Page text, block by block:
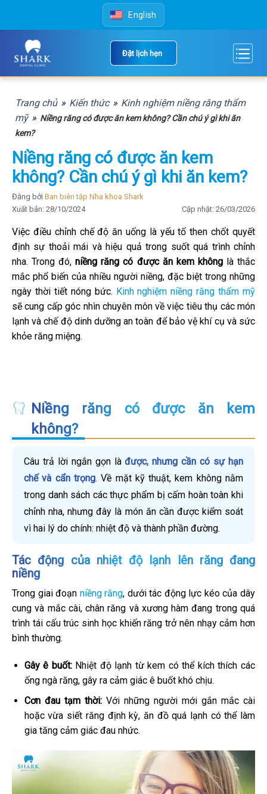
content
English
Đặt lịch hẹn
Trang chủ » Kiến thức » Kinh nghiệm niềng răng thẩm
mỹ » Niềng răng có được ăn kem không? Cần chú ý gì khi ăn
kem?
Niềng răng có được ăn kem
không? Cần chú ý gì khi ăn kem?
Đăng bởi Ban biên tập Nha khoa Shark
Xuất bản: 28/10/2024
Cập nhật: 26/03/2026
Việc điều chỉnh chế độ ăn uống là yếu tố then chốt quyết
định sự thoải mái và hiệu quả trong suốt quá trình chỉnh
nha. Trong đó,niềng răng có được ăn kem khônglà thắc
mắc phổ biến của nhiều người niềng, đặc biệt trong những
ngày thời tiết nóng bức. Kinh nghiệm niềng răng thẩm mỹ
sẽ cung cấp góc nhìn chuyên môn về việc tiêu thụ các món
lạnh và chế độ dinh dưỡng an toàn để bảo vệ khí cụ và sức
khỏe răng miệng.
Niềng răng có được ăn kem
không?
Câu trả lời ngắn gọn làđược, nhưng cần có sự hạn
chế và cẩn trọng. Về mặt kỹ thuật, kem không nằm
trong danh sách các thực phẩm bị cấm hoàn toàn khi
chỉnh nha, nhưng đây là món ăn cần được kiểm soát
vì hai lý do chính: nhiệt độ và thành phần đường.
Tác động của nhiệt độ lạnh lên răng đang
niềng
Trong giai đoạn niềng răng, dưới tác động lực kéo của dây
cung và mắc cài, chân răng và xương hàm đang trong quá
trình tái cấu trúc sinh học khiến răng trở nên nhạy cảm hơn
bình thường.
Gây ê buốt:Nhiệt độ lạnh từ kem có thể kích thích các
ống ngà răng, gây ra cảm giác ê buốt khó chịu.
Cơn đau tạm thời:Với những người mới gắn mắc cài
hoặc vừa siết răng định kỳ, ăn đồ quá lạnh có thể làm
gia tăng cảm giác đau nhức.